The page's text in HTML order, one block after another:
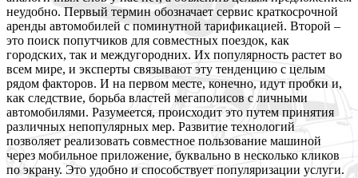
неудобно. Первый термин обозначает сервис краткосрочной
аренды автомобилей с поминутной тарификацией. Второй –
это поиск попутчиков для совместных поездок, как
городских, так и междугородних. Их популярность растет во
всем мире, и эксперты связывают эту тенденцию с целым
рядом факторов. И на первом месте, конечно, идут пробки и,
как следствие, борьба властей мегаполисов с личными
автомобилями. Разумеется, происходит это путем принятия
различных непопулярных мер. Развитие технологий
позволяет реализовать совместное пользование машиной
через мобильное приложение, буквально в несколько кликов
по экрану. Это удобно и способствует популяризации услуги.